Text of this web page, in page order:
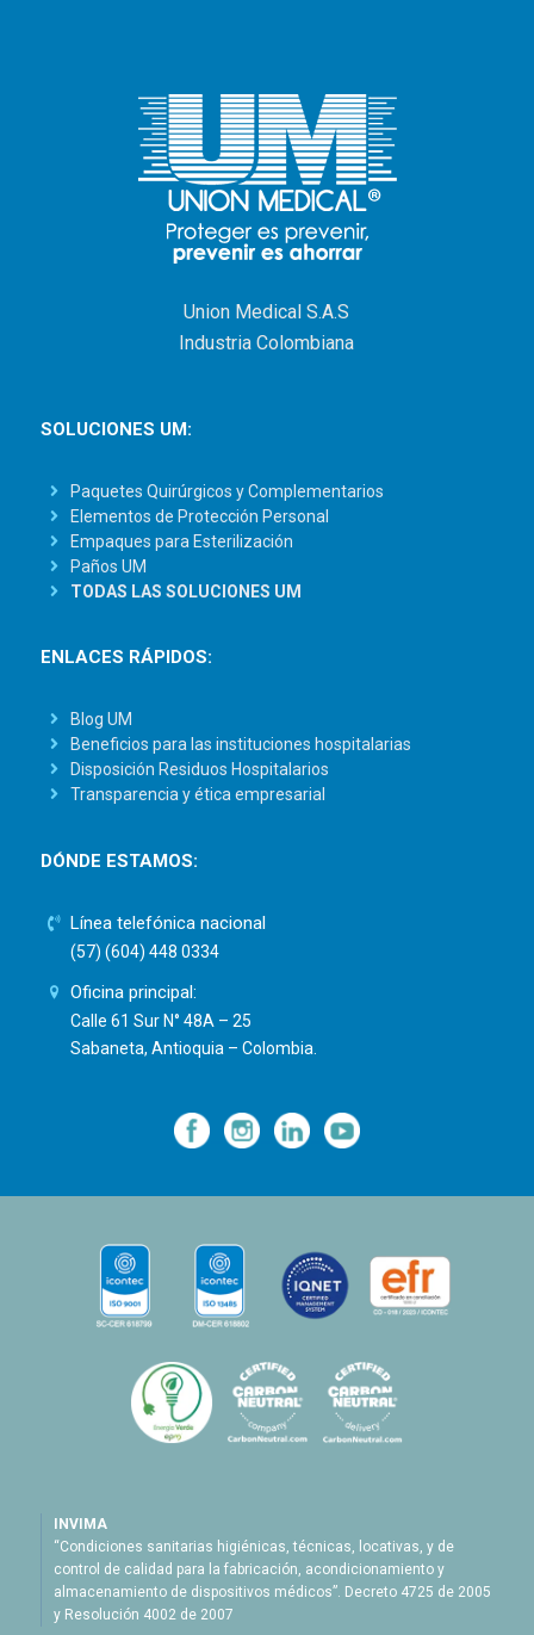
Union Medical S.A.S
Industria Colombiana
SOLUCIONES UM:
Paquetes Quirúrgicos y Complementarios
Elementos de Protección Personal
Empaques para Esterilización
Paños UM
TODAS LAS SOLUCIONES UM
ENLACES RÁPIDOS:
Blog UM
Beneficios para las instituciones hospitalarias
Disposición Residuos Hospitalarios
Transparencia y ética empresarial
DÓNDE ESTAMOS:
Línea telefónica nacional
(57) (604) 448 0334
Oficina principal:
Calle 61 Sur N° 48A – 25
Sabaneta, Antioquia – Colombia.
— — —
INVIMA
“Condiciones sanitarias higiénicas, técnicas, locativas, y de
control de calidad para la fabricación, acondicionamiento y
almacenamiento de dispositivos médicos”. Decreto 4725 de 2005
y Resolución 4002 de 2007